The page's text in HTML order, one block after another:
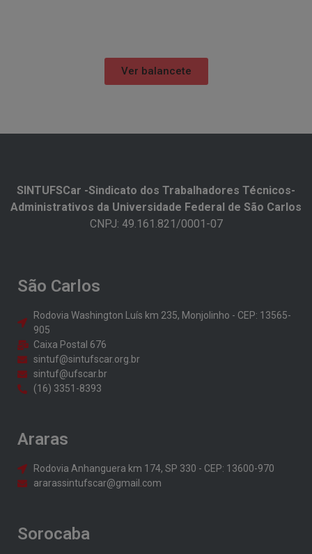
Ver balancete
SINTUFSCar -Sindicato dos Trabalhadores Técnicos-
Administrativos da Universidade Federal de São Carlos​
CNPJ: 49.161.821/0001-07
São Carlos
Rodovia Washington Luís km 235, Monjolinho - CEP: 13565-
905
Caixa Postal 676
sintuf@sintufscar.org.br
sintuf@ufscar.br
(16) 3351-8393
Araras
Rodovia Anhanguera km 174, SP 330 - CEP: 13600-970
ararassintufscar@gmail.com
Sorocaba